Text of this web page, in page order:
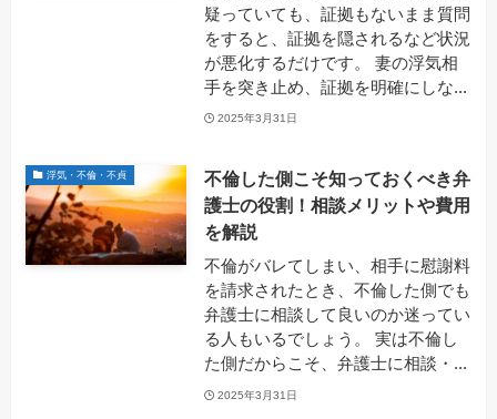
疑っていても、証拠もないまま質問
をすると、証拠を隠されるなど状況
が悪化するだけです。 妻の浮気相
手を突き止め、証拠を明確にしな...
2025年3月31日
浮気・不倫・不貞
不倫した側こそ知っておくべき弁
護士の役割！相談メリットや費用
を解説
不倫がバレてしまい、相手に慰謝料
を請求されたとき、不倫した側でも
弁護士に相談して良いのか迷ってい
る人もいるでしょう。 実は不倫し
た側だからこそ、弁護士に相談・...
2025年3月31日